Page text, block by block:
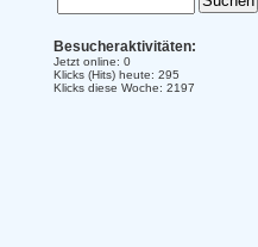
Besucheraktivitäten:
Jetzt online: 0
Klicks (Hits) heute: 295
Klicks diese Woche: 2197